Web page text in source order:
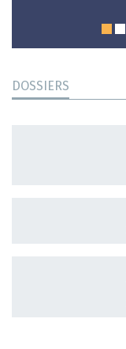
DOSSIERS